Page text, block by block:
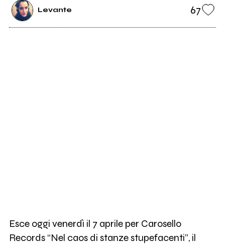
Levante 67
Esce oggi venerdì il 7 aprile per Carosello
Records “Nel caos di stanze stupefacenti”, il